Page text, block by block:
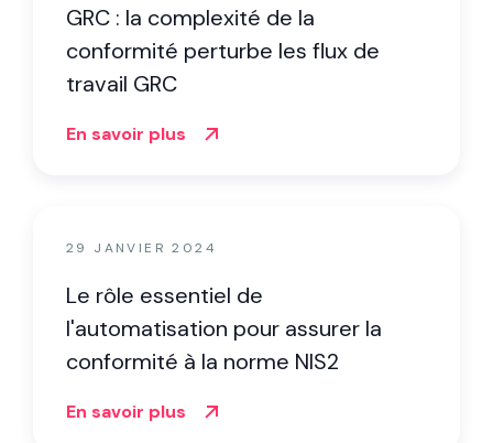
GRC : la complexité de la
conformité perturbe les flux de
travail GRC
En savoir plus
29 JANVIER 2024
Le rôle essentiel de
l'automatisation pour assurer la
conformité à la norme NIS2
En savoir plus